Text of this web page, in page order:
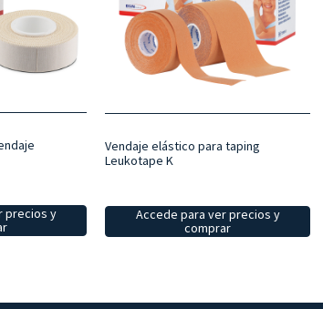
precios y
Vendaje elástico para taping
Leukotape K
Accede para ver precios y
comprar